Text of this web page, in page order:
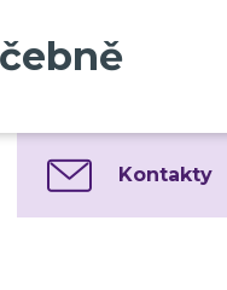
Kontakty